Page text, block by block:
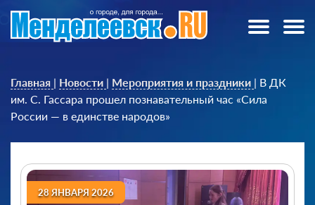
Главная | Новости | Мероприятия и праздники | В ДК
им. С. Гассара прошел познавательный час «Сила
России — в единстве народов»
28 ЯНВАРЯ 2026